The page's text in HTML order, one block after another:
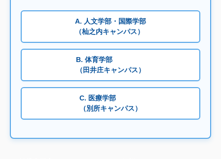
A. 人文学部・国際学部
（杣之内キャンパス）
B. 体育学部
（田井庄キャンパス）
C. 医療学部
（別所キャンパス）